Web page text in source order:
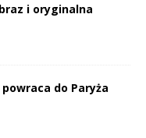
i oryginalna
do Paryża